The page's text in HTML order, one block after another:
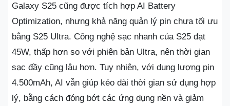
Galaxy S25 cũng được tích hợp AI Battery
Optimization, nhưng khả năng quản lý pin chưa tối ưu
bằng S25 Ultra. Công nghệ sạc nhanh của S25 đạt
45W, thấp hơn so với phiên bản Ultra, nên thời gian
sạc đầy cũng lâu hơn. Tuy nhiên, với dung lượng pin
4.500mAh, AI vẫn giúp kéo dài thời gian sử dụng hợp
lý, bằng cách đóng bớt các ứng dụng nền và giảm